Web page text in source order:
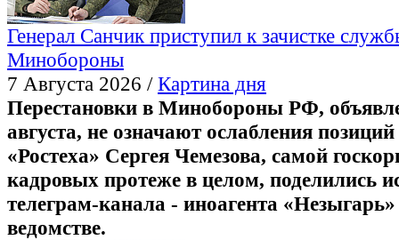
Генерал Санчик приступил к зачистке
Минобороны
7 Августа 2026 /Картина дня
Перестановки в Минобороны РФ,
августа, не означают ослабления
«Ростеха» Сергея Чемезова, самой
кадровых протеже в целом, поделились
телеграм-канала - иноагента
ведомстве.